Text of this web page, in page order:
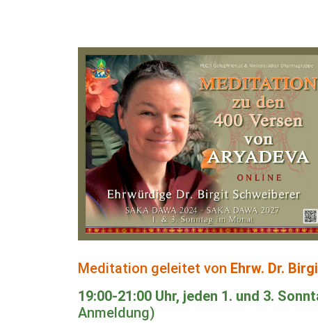
Meditation geleitet von Ehrw. Dr.
19:00-21:00 Uhr, jeden 1. und 3.
Anmeldung)